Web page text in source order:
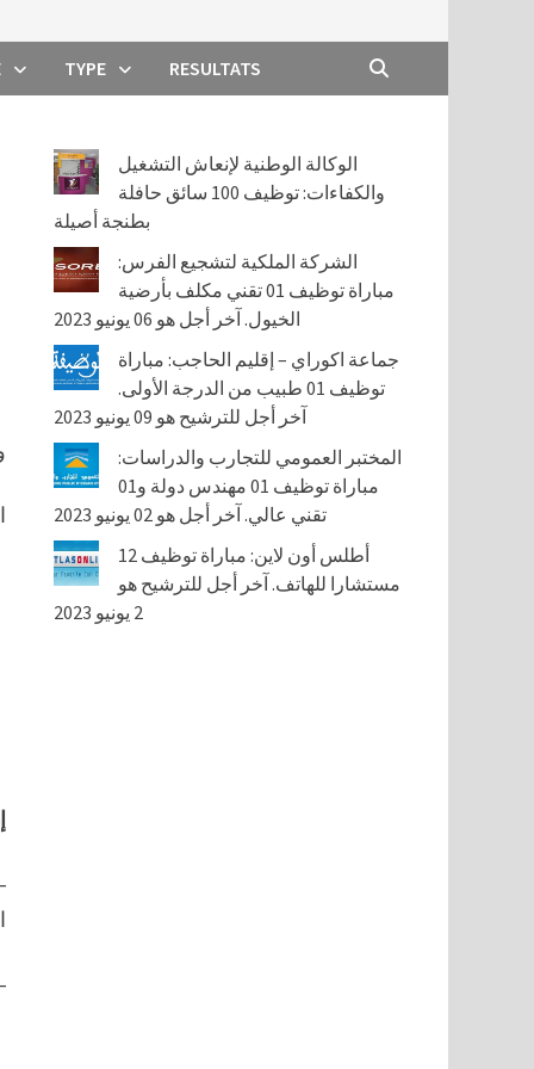
TYPE RESULTATS
الوكالة الوطنية لإنعاش التشغيل
والكفاءات: توظيف 100 سائق حافلة
بطنجة أصيلة
الشركة الملكية لتشجيع الفرس:
مباراة توظيف 01 تقني مكلف بأرضية
الخيول. آخر أجل هو 06 يونيو 2023
جماعة اكوراي – إقليم الحاجب: مباراة
توظيف 01 طبيب من الدرجة الأولى.
آخر أجل للترشيح هو 09 يونيو 2023
المختبر العمومي للتجارب والدراسات:
مباراة توظيف 01 مهندس دولة و01
تقني عالي. آخر أجل هو 02 يونيو 2023
أطلس أون لاين: مباراة توظيف 12
مستشارا للهاتف. آخر أجل للترشيح هو
2 يونيو 2023